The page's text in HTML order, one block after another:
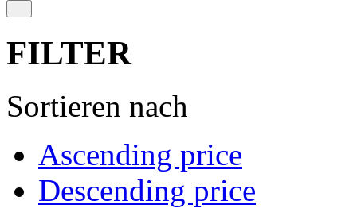
FILTER
Sortieren nach
Ascending price
Descending price